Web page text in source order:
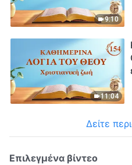
9:10
11:04
Δείτε
Επιλεγμένα βίντεο